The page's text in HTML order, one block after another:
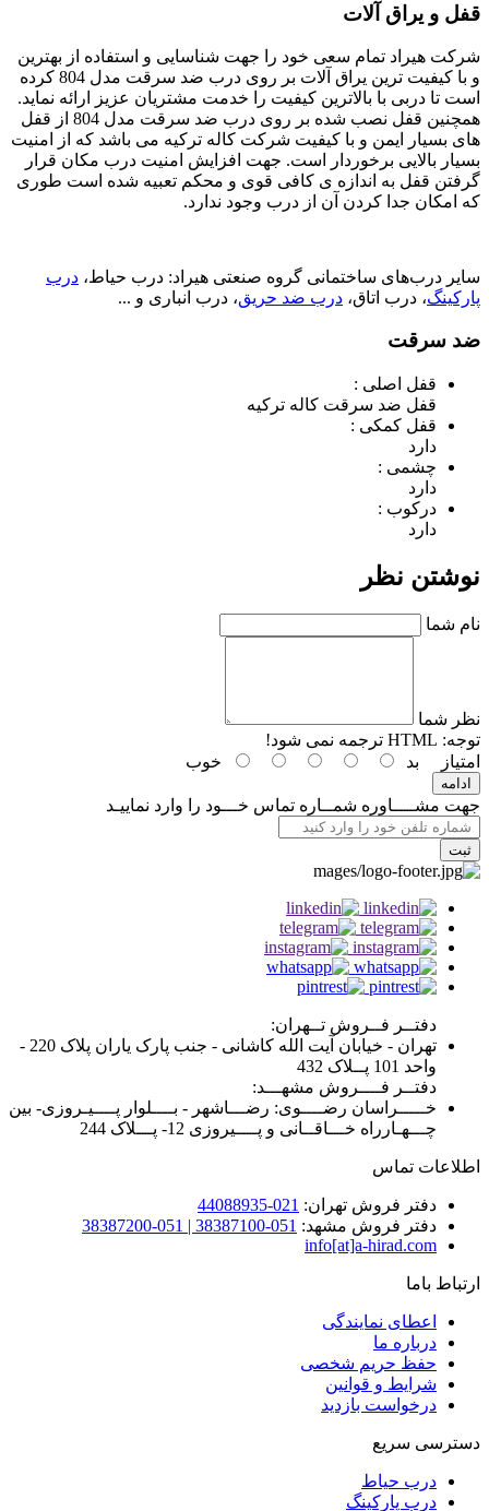
قفل و یراق آلات
شرکت هیراد تمام سعی خود را جهت شناسایی و استفاده از بهترین
و با کیفیت ترین یراق آلات بر روی درب ضد سرقت مدل 804 کرده
است تا دربی با بالاترین کیفیت را خدمت مشتریان عزیز ارائه نماید.
همچنین قفل نصب شده بر روی درب ضد سرقت مدل 804 از قفل
های بسیار ایمن و با کیفیت شرکت کاله ترکیه می باشد که از امنیت
بسیار بالایی برخوردار است. جهت افزایش امنیت درب مکان قرار
گرفتن قفل به اندازه ی کافی قوی و محکم تعبیه شده است طوری
که امکان جدا کردن آن از درب وجود ندارد.
سایر درب‌های ساختمانی گروه صنعتی هیراد: درب حیاط، درب
پارکینگ، درب اتاق، درب ضد حریق، درب انباری و ...
ضد سرقت
قفل اصلی :
قفل ضد سرقت کاله ترکیه
قفل کمکی :
دارد
چشمی :
دارد
درکوب :
دارد
نوشتن نظر
نام شما
نظر شما
توجه:
امتیاز
بد خوب
ادامه
جهت مشــــاوره شمــاره تماس خـــود را وارد نماييـد
ثبت
دفتــر فــروش تــهران:
تهران - خیابان آیت الله کاشانی - جنب پارک یاران پلاک 220 -
واحد 101 پــلاک 432
دفتــر فــــروش مشهـــد:
خـــــراسان رضــــوی: رضـــاشهر - بــــلوار پــــیـروزی- بین
چـــهـارراه خـــاقــانی و پــــیروزی 12- پـــلاک 244
اطلاعات تماس
دفتر فروش تهران: 021-44088935
دفتر فروش مشهد: 051-38387100 | 051-38387200
info[at]a-hirad.com
ارتباط باما
اعطای نمایندگی
درباره ما
حفظ حریم شخصی
شرایط و قوانین
درخواست بازدید
دسترسی سریع
درب حیاط
درب پارکینگ